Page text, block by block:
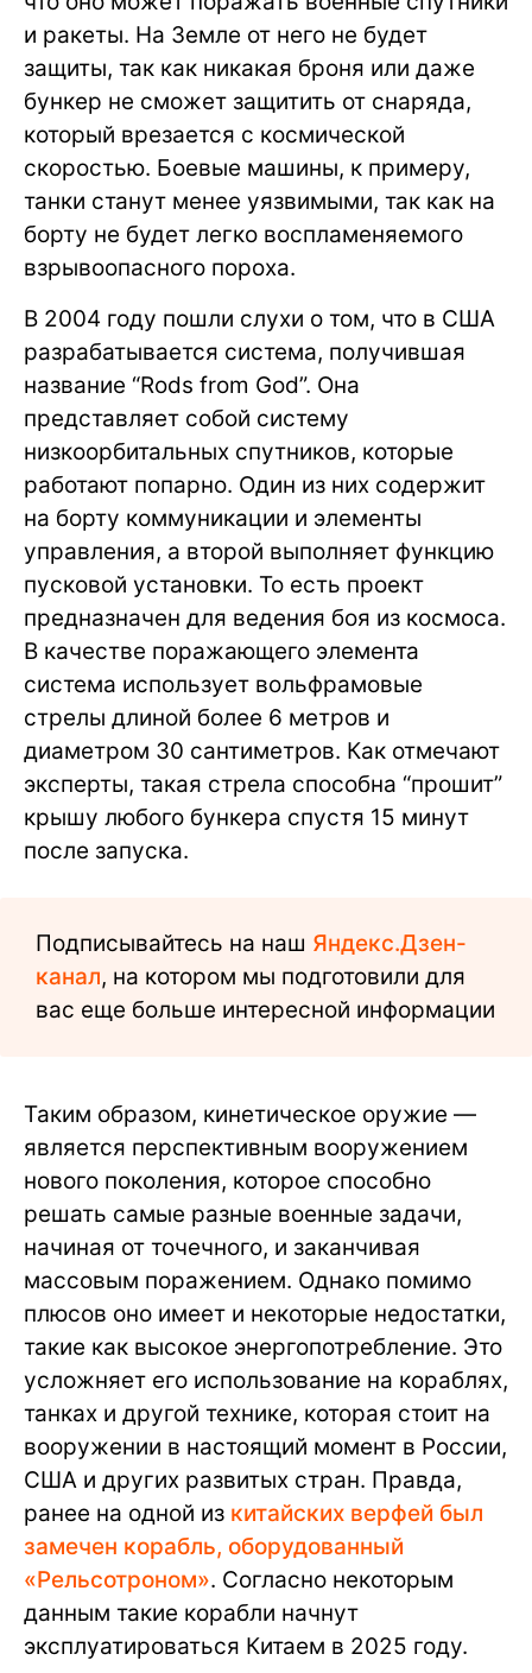
и ракеты. На Земле от него не будет
защиты, так как никакая броня или даже
бункер не сможет защитить от снаряда,
который врезается с космической
скоростью. Боевые машины, к примеру,
танки станут менее уязвимыми, так как на
борту не будет легко воспламеняемого
взрывоопасного пороха.
В 2004 году пошли слухи о том, что в США
разрабатывается система, получившая
название “Rods from God”. Она
представляет собой систему
низкоорбитальных спутников, которые
работают попарно. Один из них содержит
на борту коммуникации и элементы
управления, а второй выполняет функцию
пусковой установки. То есть проект
предназначен для ведения боя из космоса.
В качестве поражающего элемента
система использует вольфрамовые
стрелы длиной более 6 метров и
диаметром 30 сантиметров. Как отмечают
эксперты, такая стрела способна “прошит”
крышу любого бункера спустя 15 минут
после запуска.
Подписывайтесь на наш Яндекс.Дзен-
канал, на котором мы подготовили для
вас еще больше интересной информации
Таким образом, кинетическое оружие —
является перспективным вооружением
нового поколения, которое способно
решать самые разные военные задачи,
начиная от точечного, и заканчивая
массовым поражением. Однако помимо
плюсов оно имеет и некоторые недостатки,
такие как высокое энергопотребление. Это
усложняет его использование на кораблях,
танках и другой технике, которая стоит на
вооружении в настоящий момент в России,
США и других развитых стран. Правда,
ранее на одной из китайских верфей был
замечен корабль, оборудованный
«Рельсотроном». Согласно некоторым
данным такие корабли начнут
эксплуатироваться Китаем в 2025 году.